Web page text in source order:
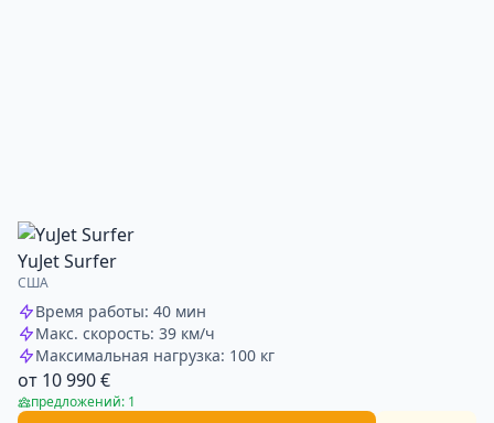
YuJet Surfer
США
Время работы: 40 мин
Макс. скорость: 39 км/ч
Максимальная нагрузка: 100 кг
от 10 990 €
предложений: 1